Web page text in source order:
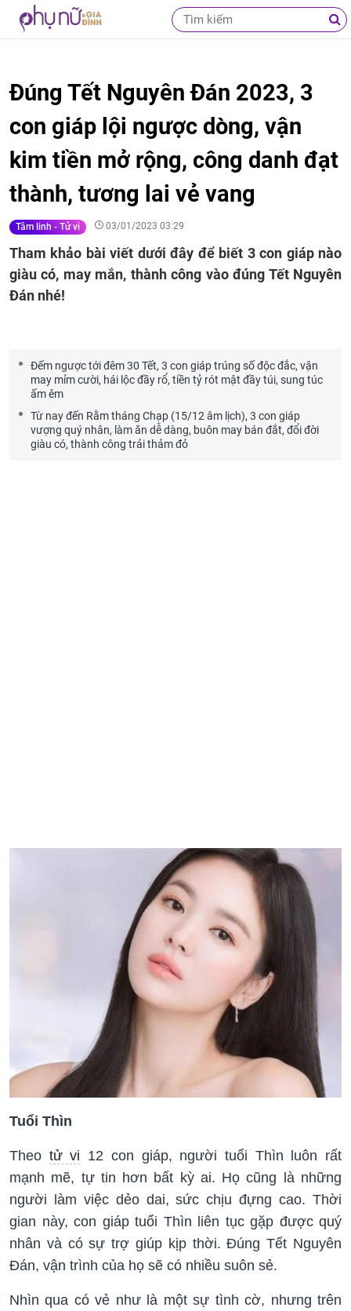
Đúng Tết Nguyên Đán 2023, 3
con giáp lội ngược dòng, vận
kim tiền mở rộng, công danh đạt
thành, tương lai vẻ vang
Tâm linh - Tử vi 03/01/2023 03:29
Tham khảo bài viết dưới đây để biết 3 con giáp nào
giàu có, may mắn, thành công vào đúng Tết Nguyên
Đán nhé!
Đếm ngược tới đêm 30 Tết, 3 con giáp trúng số độc đắc, vận
may mỉm cười, hái lộc đầy rổ, tiền tỷ rót mật đầy túi, sung túc
ấm êm
Từ nay đến Rằm tháng Chạp (15/12 âm lịch), 3 con giáp
vượng quý nhân, làm ăn dễ dàng, buôn may bán đắt, đổi đời
giàu có, thành công trải thảm đỏ
Tuổi Thìn
Theo tử vi 12 con giáp, người tuổi Thìn luôn rất
mạnh mẽ, tự tin hơn bất kỳ ai. Họ cũng là những
người làm việc dẻo dai, sức chịu đựng cao. Thời
gian này, con giáp tuổi Thìn liên tục gặp được quý
nhân và có sự trợ giúp kịp thời. Đúng Tết Nguyên
Đán, vận trình của họ sẽ có nhiều suôn sẻ.
Nhìn qua có vẻ như là một sự tình cờ, nhưng trên